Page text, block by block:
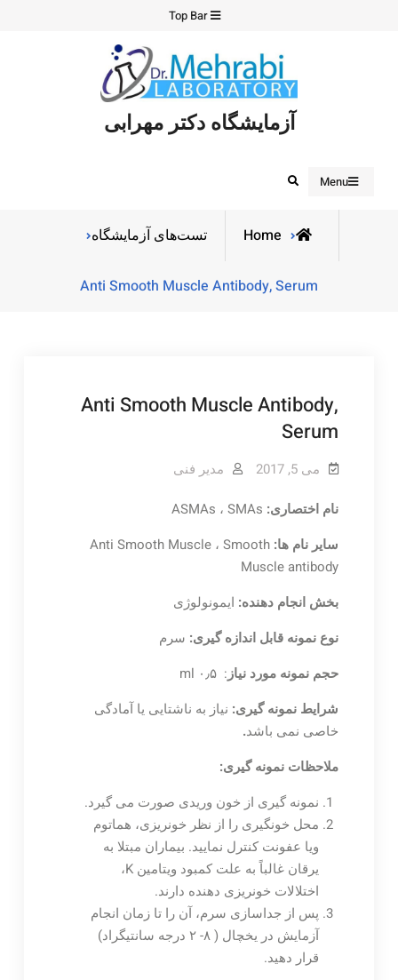
Top Bar
آزمایشگاه دکتر مهرابی
Menu
Search
Home تست‌های آزمایشگاه
Anti Smooth Muscle Antibody, Serum
Anti Smooth Muscle Antibody,
Serum
می 5, 2017 مدیر فنی
نام اختصاری:
سایر نام ها: Anti Smooth Muscle ، Smooth
Muscle antibody
بخش انجام دهنده: ایمونولوژی
نوع نمونه قابل اندازه گیری: سرم
حجم نمونه مورد نیاز: ۰٫۵ ml
شرایط نمونه گیری: نیاز به ناشتایی یا آمادگی
خاصی نمی باشد.
ملاحظات نمونه گیری:
نمونه گیری از خون وریدی صورت می گیرد.
محل خونگیری را از نظر خونریزی، هماتوم
ویا عفونت کنترل نمایید. بیماران مبتلا به
یرقان غالباً به علت کمبود ویتامین K،
اختلالات خونریزی دهنده دارند.
پس از جداسازی سرم، آن را تا زمان انجام
آزمایش در یخچال ( ۸- ۲ درجه سانتیگراد)
قرار دهید.